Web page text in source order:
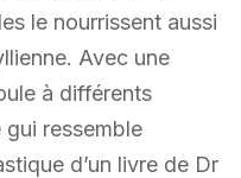
le nourrissent aussi
Avec une
à différents
gui ressemble
d’un livre de Dr